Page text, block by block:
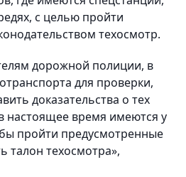
с целью пройти
техосмотр.
дорожной полиции, в
для проверки,
доказательства о тех
настоящее время имеются у
пройти предусмотренные
талон техосмотра»,